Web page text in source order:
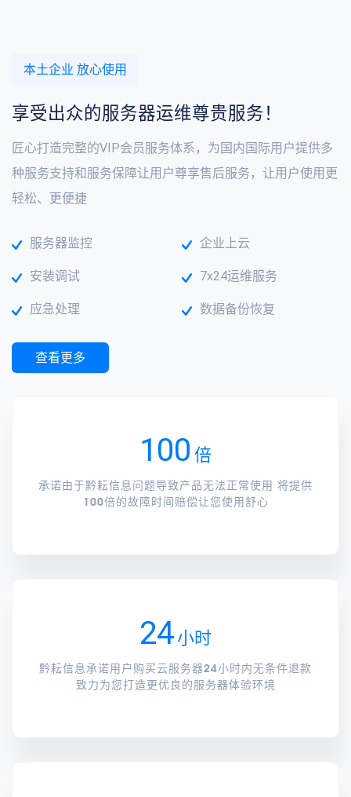
本土企业 放心使用
享受出众的服务器运维尊贵服务！
匠心打造完整的VIP会员服务体系，为国内国际用户提供多
种服务支持和服务保障让用户尊享售后服务，让用户使用更
轻松、更便捷
服务器监控
安装调试
应急处理
企业上云
7x24运维服务
数据备份恢复
查看更多
100 倍
承诺由于黔耘信息问题导致产品无法正常使用 将提供
100倍的故障时间赔偿让您使用舒心
24小时
黔耘信息承诺用户购买云服务器24小时内无条件退款
致力为您打造更优良的服务器体验环境